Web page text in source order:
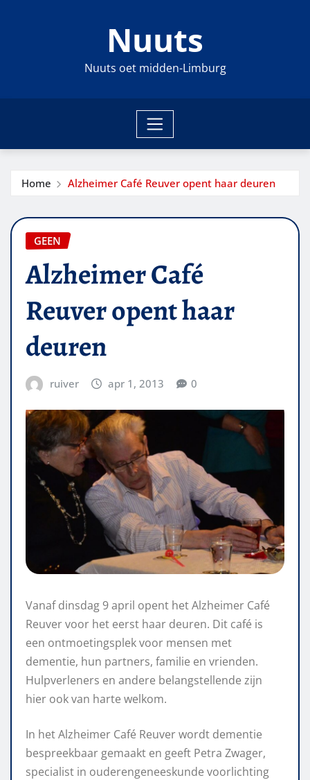
Nuuts
Nuuts oet midden-Limburg
Home Alzheimer Café Reuver opent haar deuren
GEEN
Alzheimer Café
Reuver opent haar
deuren
ruiver apr 1, 2013 0
Vanaf dinsdag 9 april opent het Alzheimer Café
Reuver voor het eerst haar deuren. Dit café is
een ontmoetingsplek voor mensen met
dementie, hun partners, familie en vrienden.
Hulpverleners en andere belangstellende zijn
hier ook van harte welkom.
In het Alzheimer Café Reuver wordt dementie
bespreekbaar gemaakt en geeft Petra Zwager,
specialist in ouderengeneeskunde voorlichting